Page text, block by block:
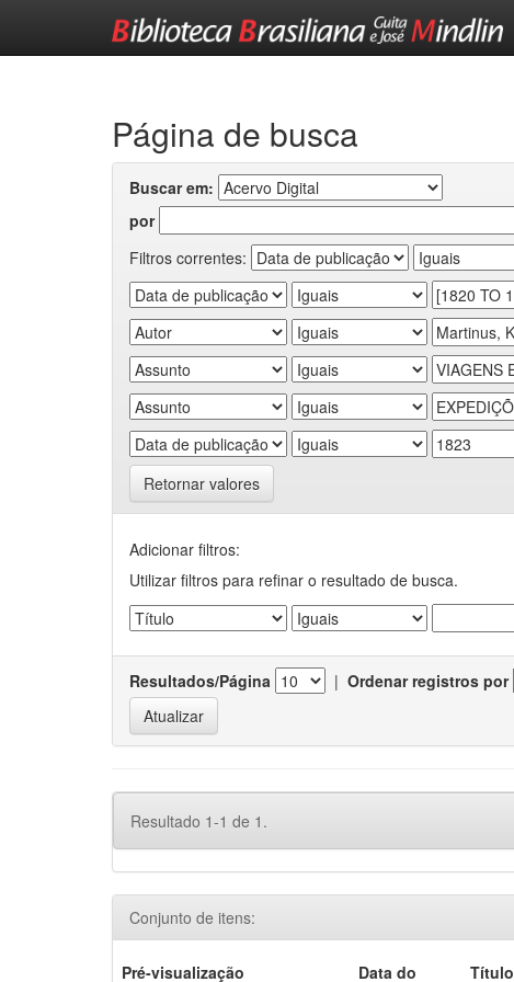
Página de busca
Buscar em:
por
Filtros correntes:
Retornar valores
Adicionar filtros:
Utilizar filtros para refinar o resultado de busca.
Resultados/Página | Ordenar registros por
Resultado 1-1 de 1.
Conjunto de itens:
Pré-visualização Data do Título